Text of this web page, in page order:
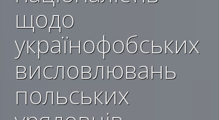
щодо
українофобських
висловлювань
польських